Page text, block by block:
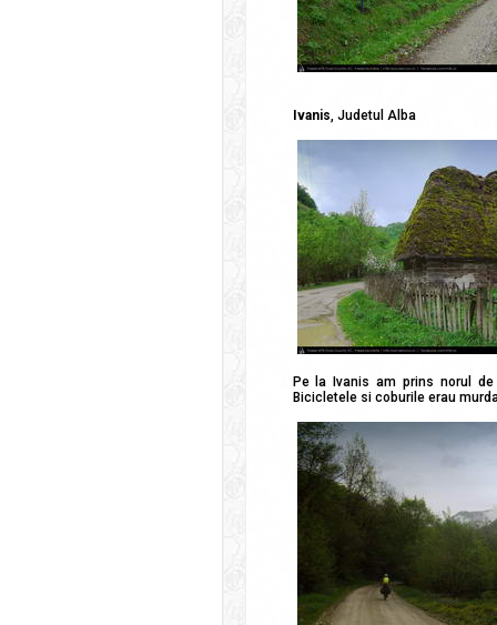
Ivanis, Judetul Alba
Pe la Ivanis am prins norul
Bicicletele si coburile erau